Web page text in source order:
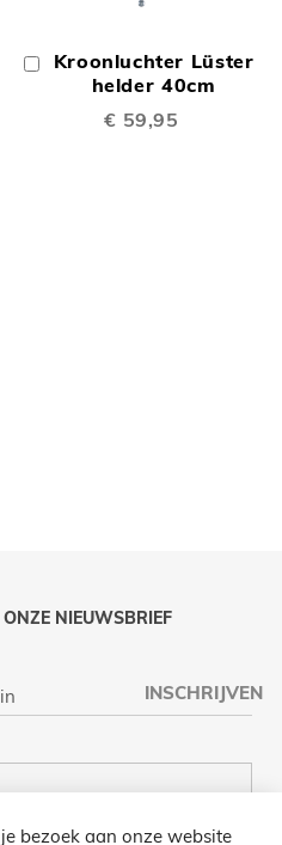
Kroonluchter Lüster
helder 40cm
€ 59,95
In
Winkelwagen
NIEUWSBRIEF
INSCHRIJVEN
bezoek aan onze website